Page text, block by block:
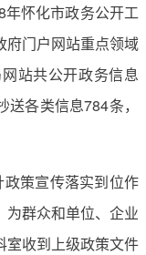
怀化市政务公开工
府门户网站重点领域
站共公开政务信息
各类信息784条，
策宣传落实到位作
为群众和单位、企业
室收到上级政策文件